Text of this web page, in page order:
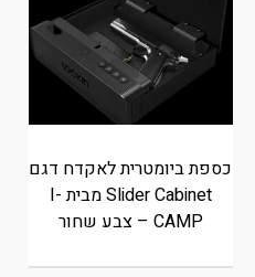
כספת ביומטרית לאקדח דגם
Slider Cabinet מבית I-
CAMP – צבע שחור